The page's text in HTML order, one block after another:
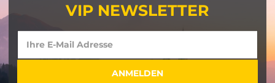
VIP NEWSLETTER